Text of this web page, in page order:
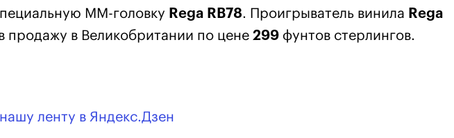
ММ-головку Rega RB78. Проигрыватель винила Rega
продажу в Великобритании по цене 299 фунтов стерлингов.
ленту в Яндекс.Дзен